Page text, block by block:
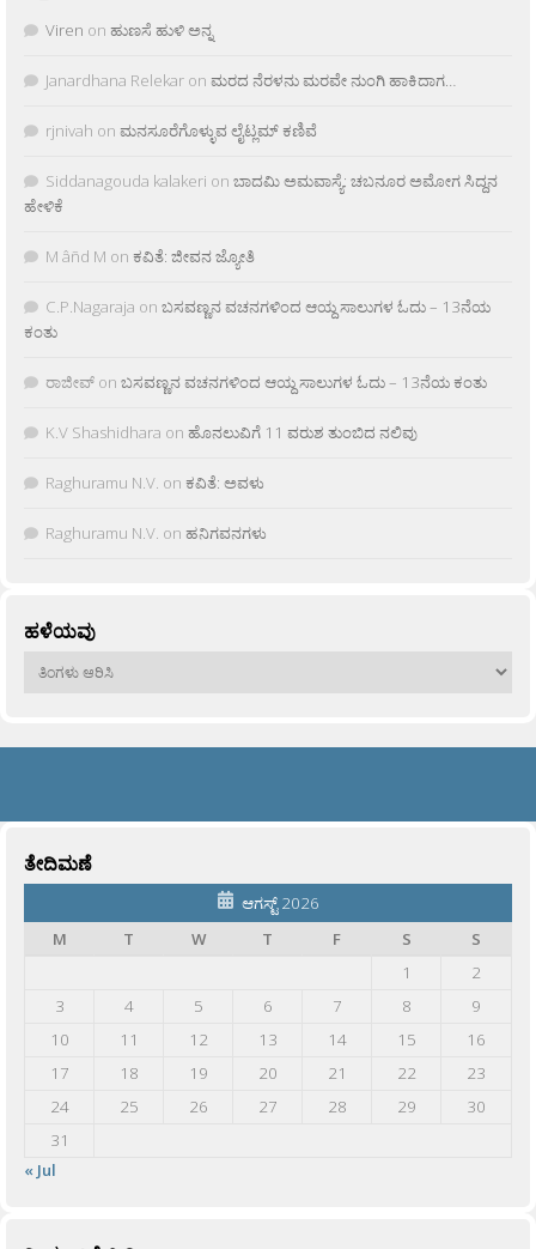
Viren on ಹುಣಸೆ ಹುಳಿ ಅನ್ನ
Janardhana Relekar on ಮರದ ನೆರಳನು ಮರವೇ ನುಂಗಿ ಹಾಕಿದಾಗ…
rjnivah on ಮನಸೂರೆಗೊಳ್ಳುವ ಲೈಟ್ಲಮ್ ಕಣಿವೆ
Siddanagouda kalakeri on ಬಾದಮಿ ಅಮವಾಸ್ಯೆ: ಚಬನೂರ ಅಮೋಗ ಸಿದ್ದನ
ಹೇಳಿಕೆ
M âñd M on ಕವಿತೆ: ಜೀವನ ಜ್ಯೋತಿ
C.P.Nagaraja on ಬಸವಣ್ಣನ ವಚನಗಳಿಂದ ಆಯ್ದ ಸಾಲುಗಳ ಓದು – 13ನೆಯ
ಕಂತು
ರಾಜೀವ್ on ಬಸವಣ್ಣನ ವಚನಗಳಿಂದ ಆಯ್ದ ಸಾಲುಗಳ ಓದು – 13ನೆಯ ಕಂತು
K.V Shashidhara on ಹೊನಲುವಿಗೆ 11 ವರುಶ ತುಂಬಿದ ನಲಿವು
Raghuramu N.V. on ಕವಿತೆ: ಅವಳು
Raghuramu N.V. on ಹನಿಗವನಗಳು
ಹಳೆಯವು
ಹಳೆಯವು
ತೇದಿಮಣೆ
ಆಗಸ್ಟ್ 2026
M
T W T F S
S
1
2
3
4 5 6 7 8
9
10
11 12 13 14 15
16
17
18 19 20 21 22
23
24
25 26 27 28 29
30
31
« Jul